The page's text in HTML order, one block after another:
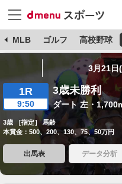
MLB ゴルフ 高校野球
3月21日
1R
9:50
3歳未勝利
ダート 左・
3歳 ［指定］ 馬齢
本賞金：500、200、130、75、50万円
出馬表 データ分析